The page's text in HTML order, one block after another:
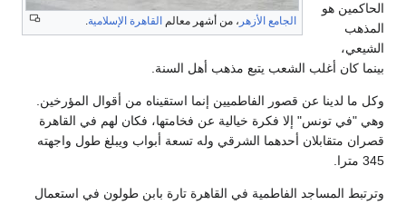
الجامع الأزهر ، من أشهر معالم القاهرة الإسلامية.
الحاكمين هو
المذهب
الشيعي،
بينما كان أغلب الشعب يتبع مذهب أهل السنة.
وكل ما لدينا عن قصور الفاطميين إنما استقيناه من أقوال المؤرخين.
وهي "في تونس" إلا فكرة خيالية عن فخامتها، فكان لهم في القاهرة
قصران متقابلان أحدهما الشرقي وله تسعة أبواب ويبلغ طول واجهته
345 مترا.
وترتبط المساجد الفاطمية في القاهرة تارة بابن طولون في استعمال